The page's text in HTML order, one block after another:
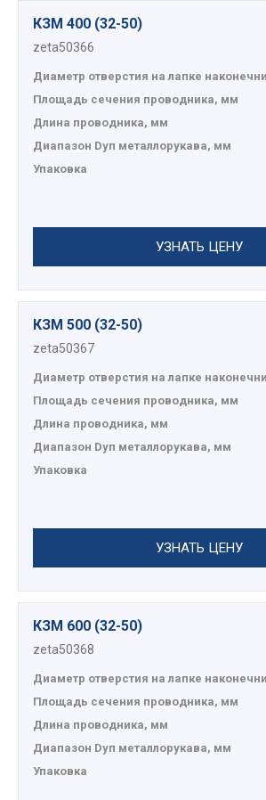
КЗМ 400 (32-50)
zeta50366
Диаметр отверстия на лапке
Площадь сечения проводника, мм
Длина проводника, мм
Диапазон Dуп металлорукава, мм
Упаковка
УЗНАТЬ ЦЕНУ
КЗМ 500 (32-50)
zeta50367
Диаметр отверстия на лапке
Площадь сечения проводника, мм
Длина проводника, мм
Диапазон Dуп металлорукава, мм
Упаковка
УЗНАТЬ ЦЕНУ
КЗМ 600 (32-50)
zeta50368
Диаметр отверстия на лапке
Площадь сечения проводника, мм
Длина проводника, мм
Диапазон Dуп металлорукава, мм
Упаковка